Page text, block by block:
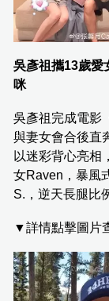
吳彥祖攜13歲愛
咪
吳彥祖完成電影
與妻女會合後直
以迷彩背心亮相
女Raven，暴風
S.，逆天長腿比
▼詳情點擊圖片